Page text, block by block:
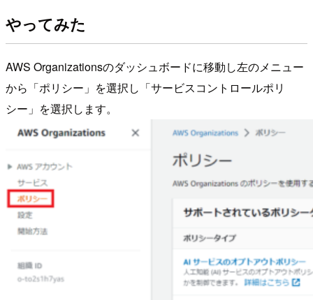
やってみた
AWS Organizationsのダッシュボードに移動し左のメニュー
から「ポリシー」を選択し「サービスコントロールポリ
シー」を選択します。